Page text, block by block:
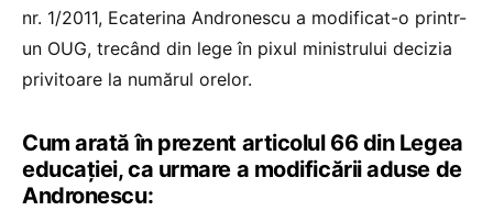
nr. 1/2011, Ecaterina Andronescu a modificat-o printr-
un OUG, trecând din lege în pixul ministrului decizia
privitoare la numărul orelor.
Cum arată în prezent articolul 66 din Legea
educației, ca urmare a modificării aduse de
Andronescu: